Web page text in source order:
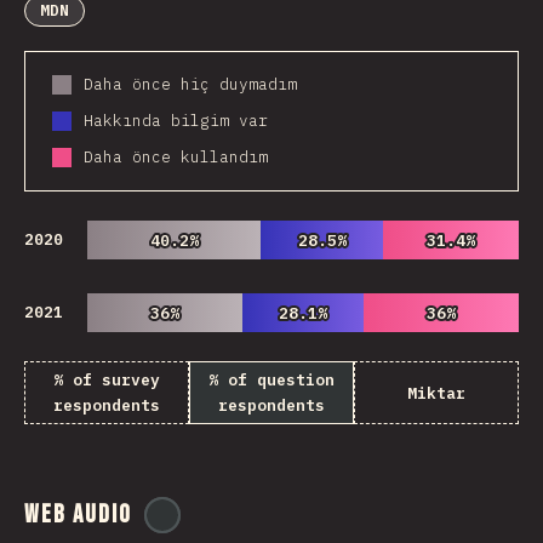
MDN
Daha önce hiç duymadım
Hakkında bilgim var
Daha önce kullandım
2020 40.2%
40.2% 28.5%
28.5% 31.4%
31.4%
2021 36%
36% 28.1%
28.1% 36%
36%
% of survey
respondents
% of question
respondents
Miktar
Web Audio